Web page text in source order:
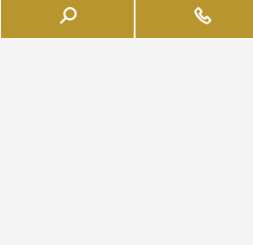
Via Leonardo da